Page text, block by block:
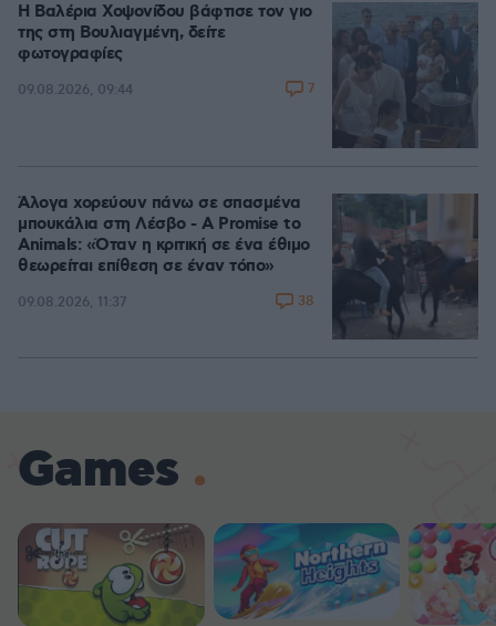
Η Βαλέρια Χοψονίδου βάφτισε τον γιο
της στη Βουλιαγμένη, δείτε
φωτογραφίες
09.08.2026, 09:44 7
Άλογα χορεύουν πάνω σε σπασμένα
μπουκάλια στη Λέσβο - A Promise to
Animals: «Όταν η κριτική σε ένα έθιμο
θεωρείται επίθεση σε έναν τόπο»
09.08.2026, 11:37 38
Games